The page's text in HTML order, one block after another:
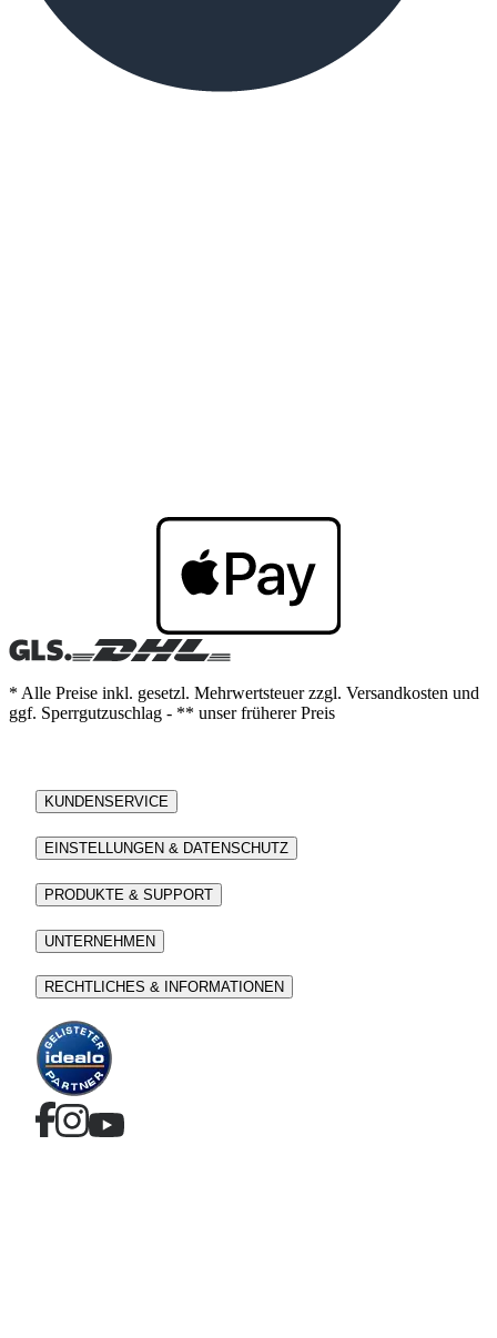
* Alle Preise inkl. gesetzl. Mehrwertsteuer zzgl. Versandkosten und
ggf. Sperrgutzuschlag - ** unser früherer Preis
KUNDENSERVICE
EINSTELLUNGEN & DATENSCHUTZ
PRODUKTE & SUPPORT
UNTERNEHMEN
RECHTLICHES & INFORMATIONEN